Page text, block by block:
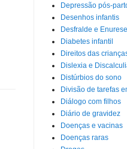
Depressão pós-
Desenhos infantis
Desfralde e
Diabetes infantil
Direitos das
Dislexia e
Distúrbios do sono
Divisão de tarefas
Diálogo com filhos
Diário de gravidez
Doenças e vacinas
Doenças raras